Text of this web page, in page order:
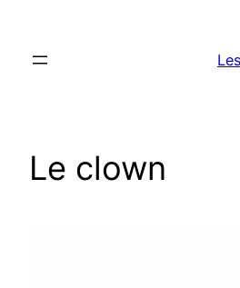
contenu
Le clown